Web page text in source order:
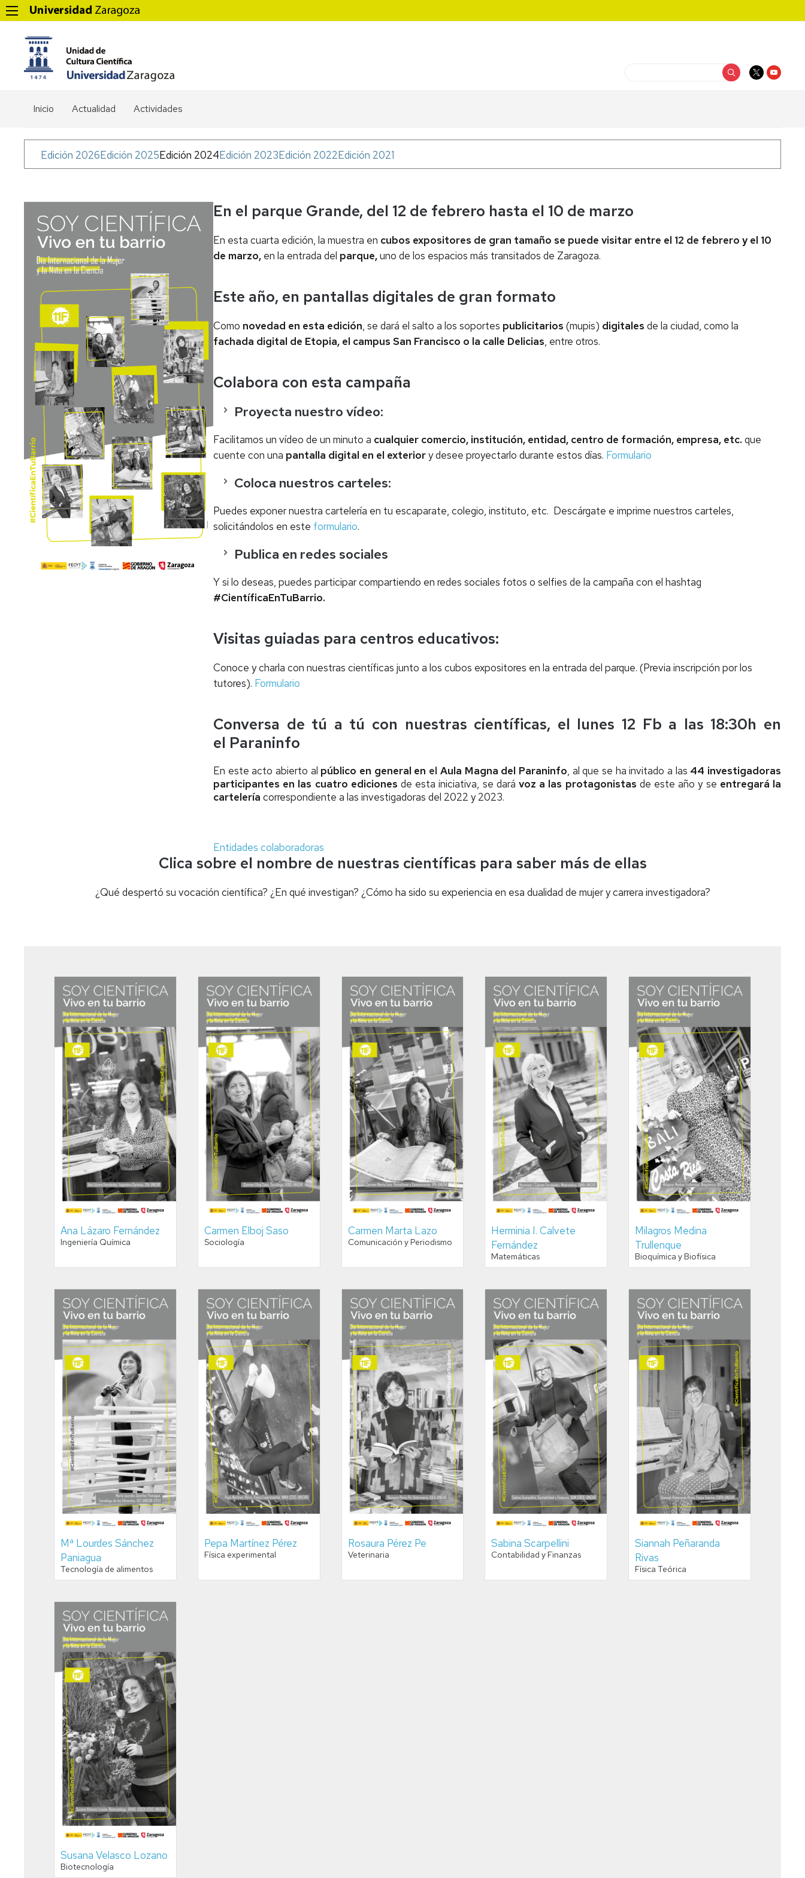
Inicio Actualidad Actividades
Menú
Soy
Edición 2026Edición 2025Edición 2024Edición 2023Edición 2022Edición 2021
En el parque Grande, del 12 de febrero hasta el 10 de marzo
En esta cuarta edición, la muestra en cubos expositores de gran tamaño se puede visitar entre el 12 de febrero y el 10
de marzo, en la entrada del parque,uno de los espacios más transitados de Zaragoza.
Este año, en pantallas digitales de gran formato
Como novedad en esta edición, se dará el salto a los soportes publicitarios (mupis) digitales de la ciudad, como la
fachada digital de Etopia, el campus San Francisco o la calle Delicias, entre otros.
Colabora con esta campaña
Proyecta nuestro vídeo:
Facilitamos un vídeo de un minuto a cualquier comercio, institución, entidad, centro de formación, empresa, etc. que
cuente con una pantalla digital en el exteriory desee proyectarlo durante estos días. Formulario
Coloca nuestros carteles:
Puedes exponer nuestra cartelería en tu escaparate, colegio, instituto, etc. Descárgate e imprime nuestros carteles,
solicitándolos en este formulario.
Publica en redes sociales
Y si lo deseas, puedes participar compartiendo en redes sociales fotos o selfies de la campaña con el hashtag
#CientíficaEnTuBarrio.
Visitas guiadas para centros educativos:
Conoce y charla con nuestras científicas junto a los cubos expositores en la entrada del parque. (Previa inscripción por los
tutores). Formulario
Conversa de tú a tú con nuestras científicas, el lunes 12 Fb a las 18:30h en
el Paraninfo
En este acto abierto al público en general en el Aula Magna del Paraninfo, al que se ha invitado a las 44 investigadoras
participantes en las cuatro ediciones de esta iniciativa, se darávoz a las protagonistas de este año y se entregará la
cartelería correspondiente a las investigadoras del 2022 y 2023.
Entidades colaboradoras
Clica sobre el nombre de nuestras científicas para saber más de ellas
¿Qué despertó su vocación científica? ¿En qué investigan? ¿Cómo ha sido su experiencia en esa dualidad de mujer y carrera investigadora?
Ana Lázaro Fernández
Ingeniería Química
Carmen Elboj Saso
Sociología
Carmen Marta Lazo
Comunicación y Periodismo
Herminia I. Calvete
Fernández
Matemáticas
Milagros Medina
Trullenque
Bioquímica y Biofísica
Mª Lourdes Sánchez
Paniagua
Tecnología de alimentos
Pepa Martínez Pérez
Física experimental
Rosaura Pérez Pe
Veterinaria
Sabina Scarpellini
Contabilidad y Finanzas
Siannah Peñaranda
Rivas
Física Teórica
Susana Velasco Lozano
Biotecnología